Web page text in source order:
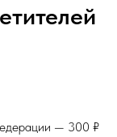
— 300 ₽